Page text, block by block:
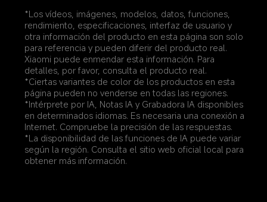
*Los vídeos, imágenes, modelos, datos, funciones,
rendimiento, especificaciones, interfaz de usuario y
otra información del producto en esta página son solo
para referencia y pueden diferir del producto real.
Xiaomi puede enmendar esta información. Para
detalles, por favor, consulta el producto real.
*Ciertas variantes de color de los productos en esta
página pueden no venderse en todas las regiones.
*Intérprete por IA, Notas IA y Grabadora IA disponibles
en determinados idiomas. Es necesaria una conexión a
Internet. Compruebe la precisión de las respuestas.
*La disponibilidad de las funciones de IA puede variar
según la región. Consulta el sitio web oficial local para
obtener más información.